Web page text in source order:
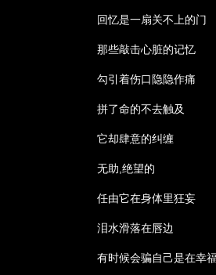
回忆是一扇关不上的门­
那些敲击心脏的记忆­
勾引着伤口隐隐作痛­
拼了命的不去触及­
它却肆意的纠缠­
无助,绝望的­
任由它在身体里狂妄­
泪水滑落在唇边­
有时候会骗自己是在幸